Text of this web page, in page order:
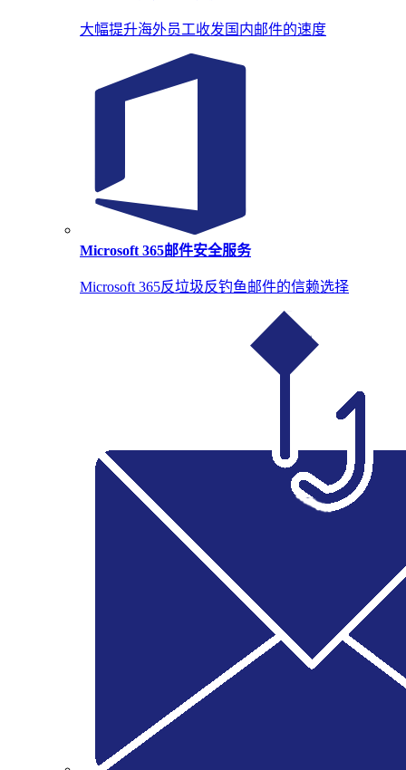
大幅提升海外员工收发国内邮件的速度
Microsoft 365邮件安全服务
Microsoft 365反垃圾反钓鱼邮件的信赖选择